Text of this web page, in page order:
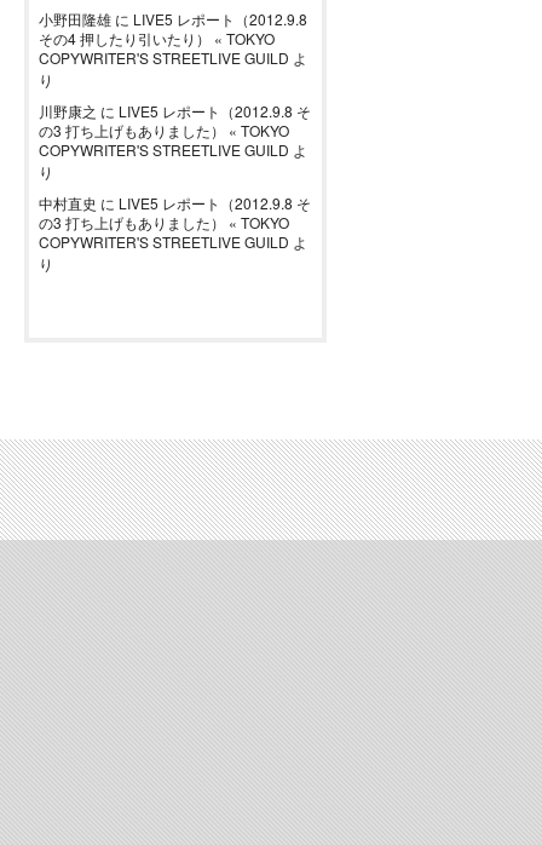
小野田隆雄 に LIVE5 レポート（2012.9.8
その4 押したり引いたり） « TOKYO
COPYWRITER'S STREETLIVE GUILD よ
り
川野康之 に LIVE5 レポート（2012.9.8 そ
の3 打ち上げもありました） « TOKYO
COPYWRITER'S STREETLIVE GUILD よ
り
中村直史 に LIVE5 レポート（2012.9.8 そ
の3 打ち上げもありました） « TOKYO
COPYWRITER'S STREETLIVE GUILD よ
り